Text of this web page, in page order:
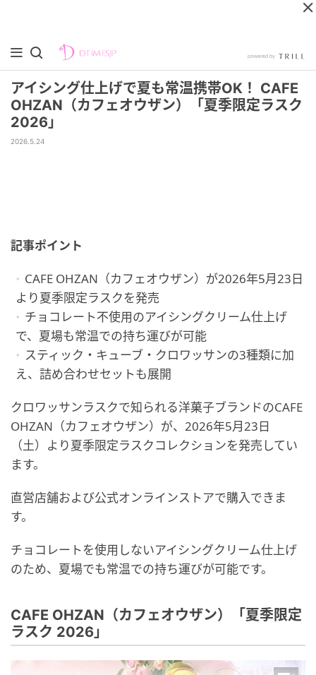
アイシング仕上げで夏も常温携帯OK！ CAFE
OHZAN（カフェオウザン）「夏季限定ラスク
2026」
2026.5.24
記事ポイント
CAFE OHZAN（カフェオウザン）が2026年5月23日
より夏季限定ラスクを発売
チョコレート不使用のアイシングクリーム仕上げ
で、夏場も常温での持ち運びが可能
スティック・キューブ・クロワッサンの3種類に加
え、詰め合わせセットも展開
クロワッサンラスクで知られる洋菓子ブランドのCAFE
OHZAN（カフェオウザン）が、2026年5月23日
（土）より夏季限定ラスクコレクションを発売してい
ます。
直営店舗および公式オンラインストアで購入できま
す。
チョコレートを使用しないアイシングクリーム仕上げ
のため、夏場でも常温での持ち運びが可能です。
CAFE OHZAN（カフェオウザン）「夏季限定
ラスク 2026」